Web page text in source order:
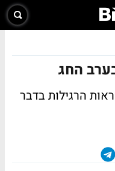
החג
הרגילות בדבר